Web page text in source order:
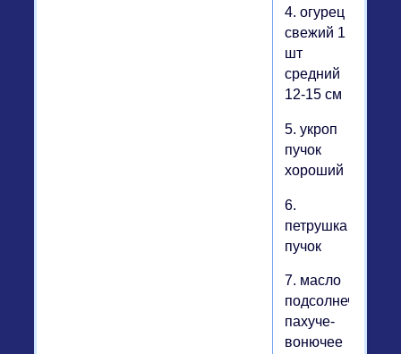
4. огурец
свежий 1
шт
средний
12-15 см
5. укроп
пучок
хороший
6.
петрушка
пучок
7. масло
подсолнечное
пахуче-
вонючее